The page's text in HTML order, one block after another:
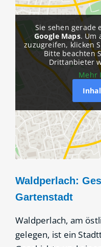
Sie sehen gerade
Google Maps. Um
zuzugreifen, klicken
Bitte beachten
Drittanbieter
Mehr
Waldperlach:
Gartenstadt
Waldperlach, am
gelegen, ist ein